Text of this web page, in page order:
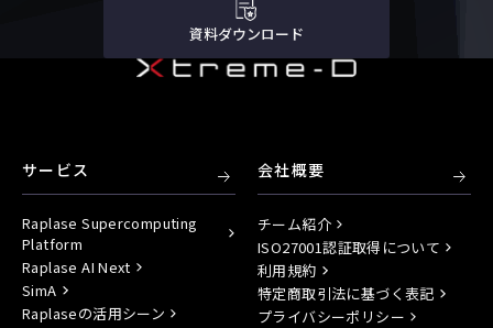
資料ダウンロード
サービス
Raplase Supercomputing
Platform
Raplase AI Next
SimA
Raplaseの活用シーン
会社概要
チーム紹介
ISO27001認証取得について
利用規約
特定商取引法に基づく表記
プライバシーポリシー